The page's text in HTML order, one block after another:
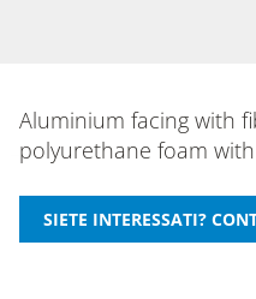
Aluminium facing with
polyurethane foam